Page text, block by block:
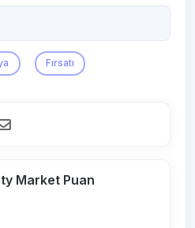
Fırsatı
Market Puan